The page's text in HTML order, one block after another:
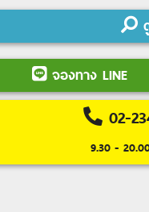
ร้านจิ
นั่งกระเช้านองปิง 360-วัด
ที่ซิตี้เกทเอาท์เล็ท
Day 3 :หวังต้าเซียน-เทพ
---อ่านร
จองทาง LINE
02-
9.30 -